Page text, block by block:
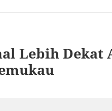
Lebih Dekat